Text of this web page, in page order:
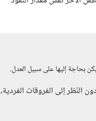
بحاجة إليها على سبيل العدل.
إلى الفروقات الفردية،